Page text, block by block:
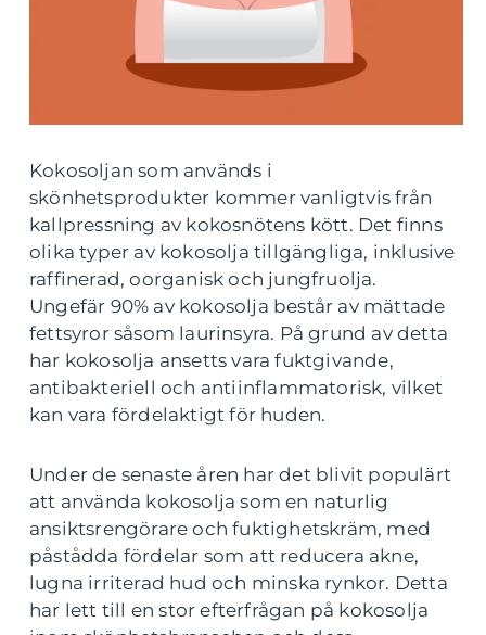
Kokosoljan som används i
skönhetsprodukter kommer vanligtvis från
kallpressning av kokosnötens kött. Det finns
olika typer av kokosolja tillgängliga, inklusive
raffinerad, oorganisk och jungfruolja.
Ungefär 90% av kokosolja består av mättade
fettsyror såsom laurinsyra. På grund av detta
har kokosolja ansetts vara fuktgivande,
antibakteriell och antiinflammatorisk, vilket
kan vara fördelaktigt för huden.
Under de senaste åren har det blivit populärt
att använda kokosolja som en naturlig
ansiktsrengörare och fuktighetskräm, med
påstådda fördelar som att reducera akne,
lugna irriterad hud och minska rynkor. Detta
har lett till en stor efterfrågan på kokosolja